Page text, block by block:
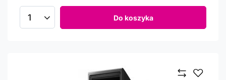
Ilość produktów Do koszyka